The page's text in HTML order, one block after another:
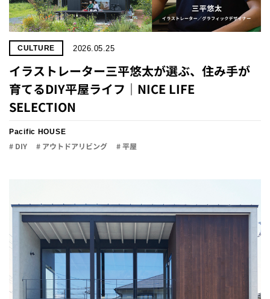
CULTURE 2026.05.25
イラストレーター三平悠太が選ぶ、住み手が
育てるDIY平屋ライフ｜NICE LIFE
SELECTION
Pacific HOUSE
# DIY # アウトドアリビング # 平屋